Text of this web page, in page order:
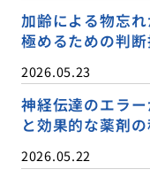
加齢による物忘
極めるための判
2026.05.23
神経伝達のエラ
と効果的な薬剤
2026.05.22